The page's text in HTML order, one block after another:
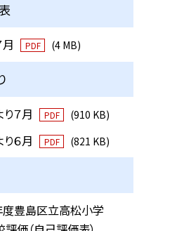
PDF (4 MB)
７月 PDF (910 KB)
６月 PDF (821 KB)
度豊島区立高松小学